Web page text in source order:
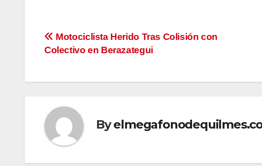
Navegación
entradas
Motociclista Herido Tras Colisión con
Colectivo en Berazategui
By